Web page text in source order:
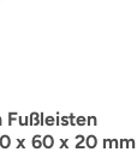
Fußleisten
x 60 x 20 mm